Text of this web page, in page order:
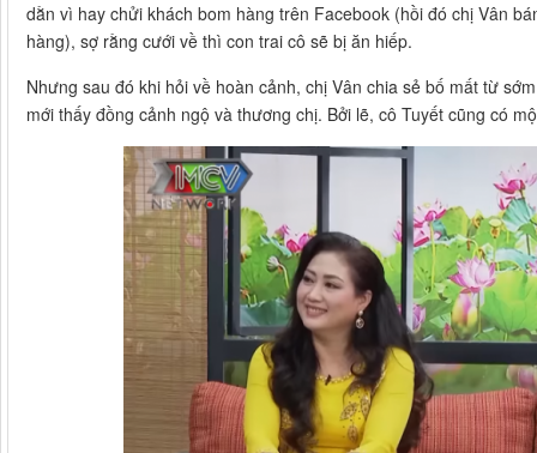
dằn vì hay chửi khách bom hàng trên Facebook (hồi đó chị Vân
hàng), sợ rằng cưới về thì con trai cô sẽ bị ăn hiếp.
Nhưng sau đó khi hỏi về hoàn cảnh, chị Vân chia sẻ bố mất từ
mới thấy đồng cảnh ngộ và thương chị. Bởi lẽ, cô Tuyết cũng có